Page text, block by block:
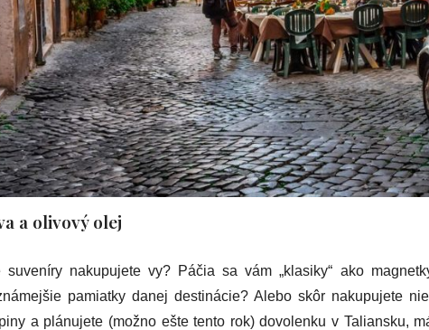
a olivový olej
suveníry nakupujete vy? Páčia sa vám „klasiky“ ako
pamiatky danej destinácie? Alebo skôr nakupujete
a plánujete (možno ešte tento rok) dovolenku v Taliansku,